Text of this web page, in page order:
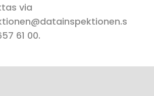
via
61 00.